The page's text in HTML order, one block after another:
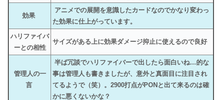
効果
アニメでの展開を意識したカードなのでかなり変わっ
た効果に仕上がっています。
ハリファイバ
ーとの相性
サイズがある上に効果ダメージ抑止に使えるので良好
管理人の一
言
半ば冗談でハリファイバーで出したら面白いね…的な
事は管理人も書きましたが、意外と真面目に注目され
てるようで（笑）。2900打点がPONと出て来るのは確
かに悪くないかな？